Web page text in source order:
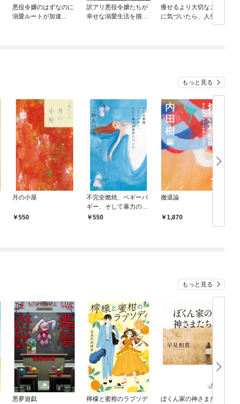
悪役令嬢のはずなのに
溺愛ルートが加速
訳アリ悪役令嬢たちが
幸せな溺愛生活を掴む
痩せるより大切なこと
に気づいたら、人生で
一番楽に17kgのダイエ
もっと見る
月の小屋
550
不完全燃焼、ベギーバ
ギー、そして暴力の萌
芽について
550
撤退論
1,870
もっと見る
悪夢遊戯
檸檬と蜜柑のラプソデ
ぼくん家の神さまたち